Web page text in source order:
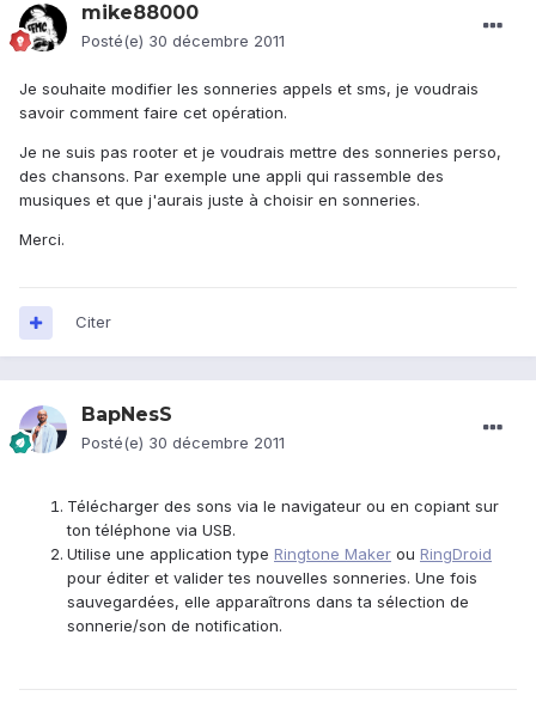
mike88000
Posté(e) 30 décembre 2011
Je souhaite modifier les sonneries appels et sms, je voudrais
savoir comment faire cet opération.
Je ne suis pas rooter et je voudrais mettre des sonneries perso,
des chansons. Par exemple une appli qui rassemble des
musiques et que j'aurais juste à choisir en sonneries.
Merci.
Citer
BapNesS
Posté(e) 30 décembre 2011
Télécharger des sons via le navigateur ou en copiant sur
ton téléphone via USB.
Utilise une application type Ringtone Maker ou RingDroid
pour éditer et valider tes nouvelles sonneries. Une fois
sauvegardées, elle apparaîtrons dans ta sélection de
sonnerie/son de notification.